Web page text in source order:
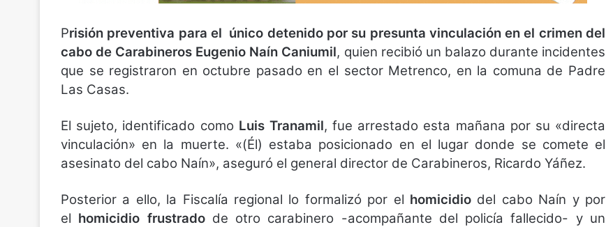
Prisión preventiva para el único detenido por su presunta vinculación en el crimen del
cabo de Carabineros Eugenio Naín Caniumil, quien recibió un balazo durante incidentes
que se registraron en octubre pasado en el sector Metrenco, en la comuna de Padre
Las Casas.
El sujeto, identificado como Luis Tranamil, fue arrestado esta mañana por su «directa
vinculación» en la muerte. «(Él) estaba posicionado en el lugar donde se comete el
asesinato del cabo Naín», aseguró el general director de Carabineros, Ricardo Yáñez.
Posterior a ello, la Fiscalía regional lo formalizó por el homicidio del cabo Naín y por
el homicidio frustradode otro carabinero -acompañante del policía fallecido- y un